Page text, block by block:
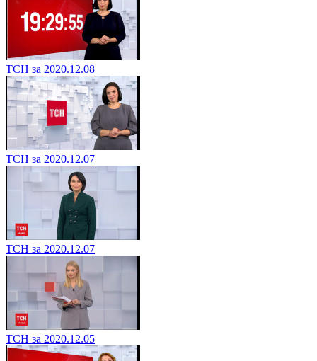
ТСН за 2020.12.08
ТСН за 2020.12.07
ТСН за 2020.12.07
ТСН за 2020.12.05